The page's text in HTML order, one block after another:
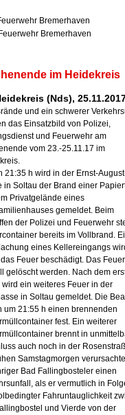
Bremerhaven
Bremerhaven
im Heidekreis
(Nds),
und ein schwerer
das Einsatzbild von Polizei,
und Feuerwehr am
vom 23.-25.11.17 im
21:35 h wird in der Ernst-
in Soltau der Brand einer
Privatgelände eines
gemeldet. Beim
der Polizei und Feuerwehr
bereits im Vollbrand.
eines Kellereingangs
Feuer beschädigt. Das
gelöscht werden. Nach dem
wird ein weiteres Feuer in der
in Soltau gemeldet. Die
um 21:55 h einen brennenden
fest. Ein weiterer
brennt in
auch noch in der
Samstagmorgen
Bad Fallingbosteler einen
als er vermutlich in
Fahruntauglichkeit
und Vierde von der